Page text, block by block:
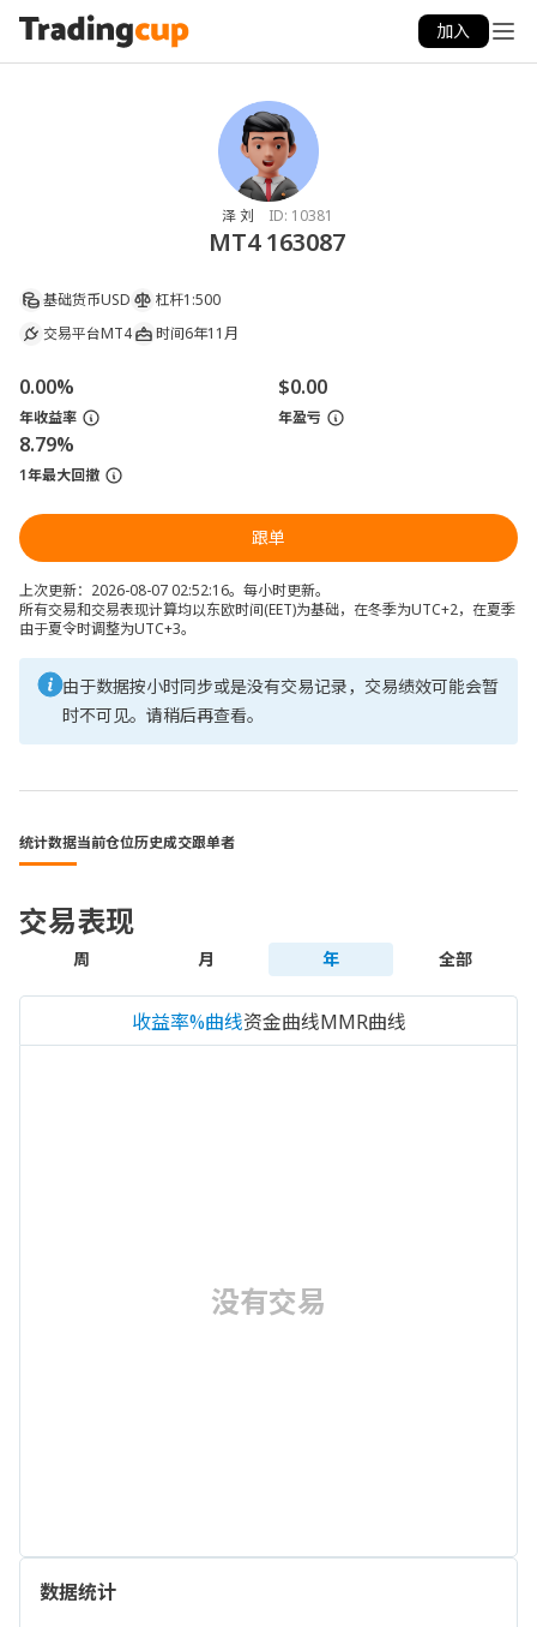
加入
泽 刘 ID: 10381
MT4 163087
基础货币USD 杠杆1:500
交易平台MT4 时间6年11月
0.00%
年收益率
$0.00
年盈亏
8.79%
1年最大回撤
跟单
上次更新：2026-08-07 02:52:16。每小时更新。
所有交易和交易表现计算均以东欧时间(EET)为基础，在冬季为UTC+2，在夏季
由于夏令时调整为UTC+3。
由于数据按小时同步或是没有交易记录，交易绩效可能会暂
时不可见。请稍后再查看。
统计数据当前仓位历史成交跟单者
交易表现
周 月 年 全部
收益率%曲线资金曲线MMR曲线
没有交易
数据统计